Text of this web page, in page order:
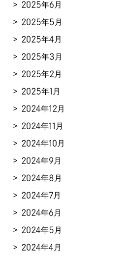
2025年6月
2025年5月
2025年4月
2025年3月
2025年2月
2025年1月
2024年12月
2024年11月
2024年10月
2024年9月
2024年8月
2024年7月
2024年6月
2024年5月
2024年4月